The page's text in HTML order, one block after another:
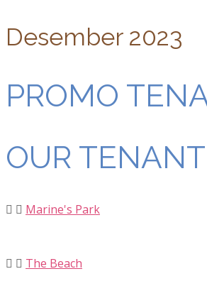
Desember 2023
PROMO
OUR TENANT
Marine's Park
The Beach